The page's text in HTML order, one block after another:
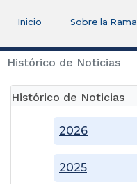
Inicio Sobre la Rama
Histórico de Noticias
Histórico de Noticias
2025
2026